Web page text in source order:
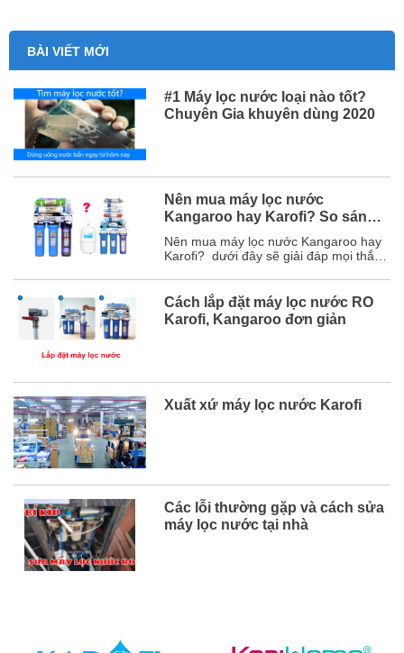
BÀI VIẾT MỚI
#1 Máy lọc nước loại nào tốt?
Chuyên Gia khuyên dùng 2020
Nên mua máy lọc nước
Kangaroo hay Karofi? So sánh
Nên mua máy lọc nước Kangaroo hay
Karofi? dưới đây sẽ giải đáp mọi thắc
này, bạn sẽ chọn được hãng máy lọc
nước phù hợp với mình. Mục lục 1. So
sánh chi tiết máy lọc nước Karofi và
Kangaroo ...
Cách lắp đặt máy lọc nước RO
Karofi, Kangaroo đơn giản
Xuất xứ máy lọc nước Karofi
Các lỗi thường gặp và cách sửa
máy lọc nước tại nhà